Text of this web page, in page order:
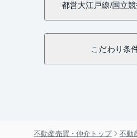
都営大江戸線/国立
こだわり条
不動産売買・仲介トップ 不動